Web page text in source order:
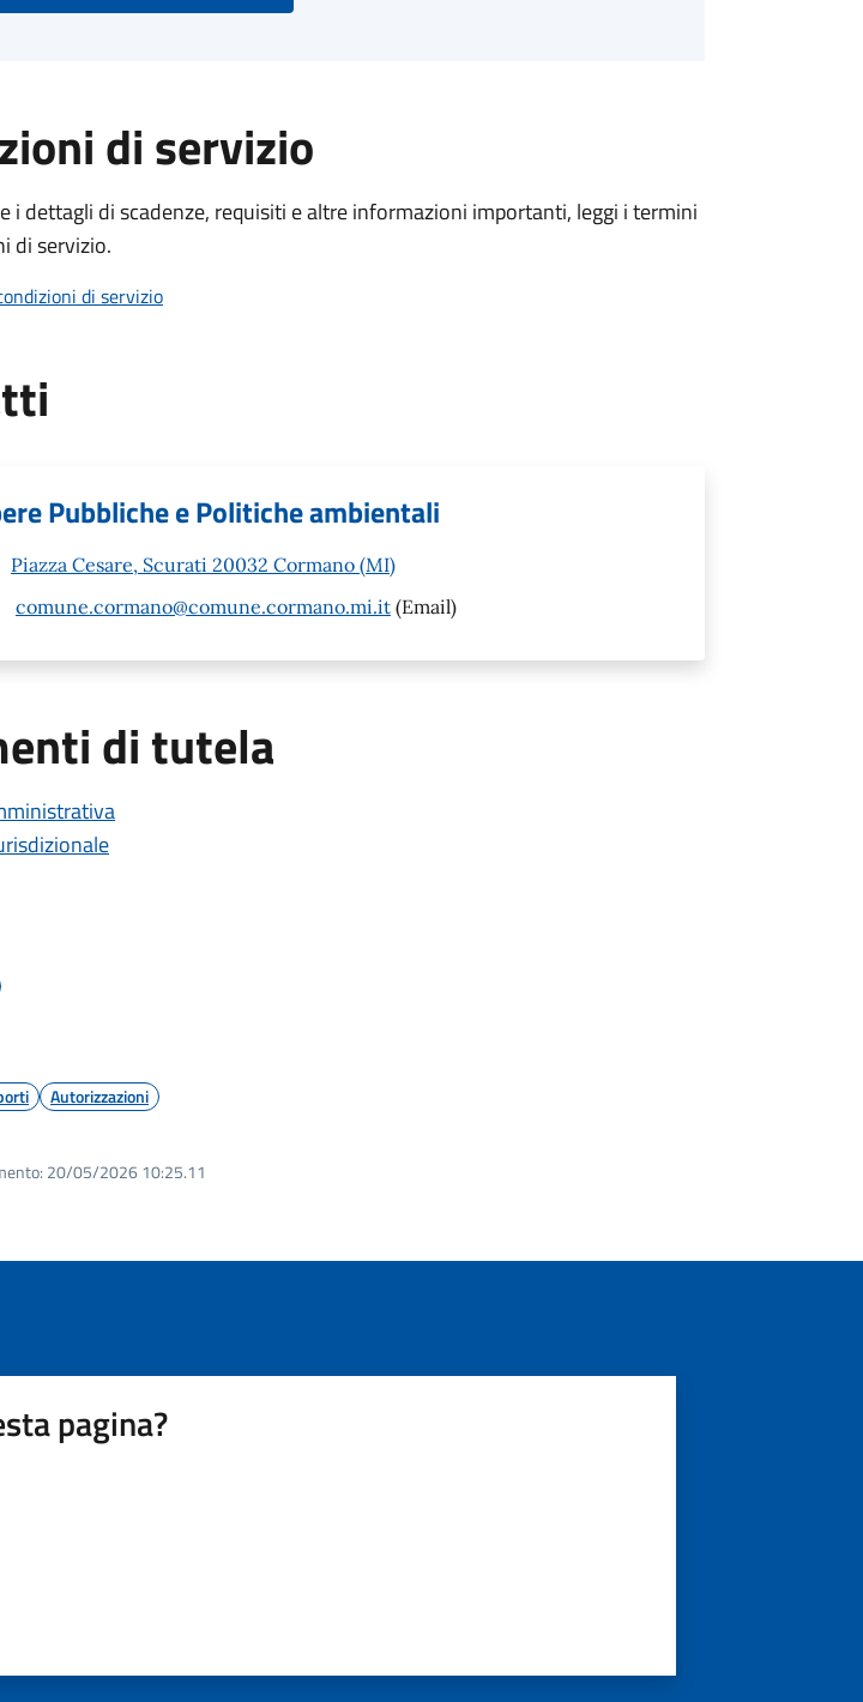
di servizio
i dettagli di scadenze, requisiti e altre informazioni importanti, leggi i termini
di servizio.
di servizio
Pubbliche e Politiche ambientali
Piazza Cesare, Scurati 20032 Cormano (MI)
comune.cormano@comune.cormano.mi.it (Email)
di tutela
Autorizzazioni
20/05/2026 10:25.11
pagina?